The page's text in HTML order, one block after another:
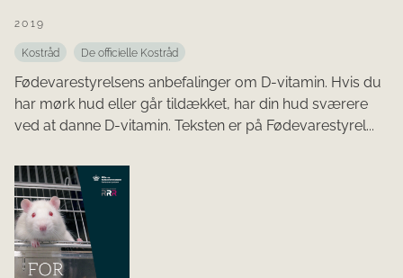
2019
Kostråd De officielle Kostråd
Fødevarestyrelsens anbefalinger om D-vitamin. Hvis du
har mørk hud eller går tildækket, har din hud sværere
ved at danne D-vitamin. Teksten er på Fødevarestyrel...